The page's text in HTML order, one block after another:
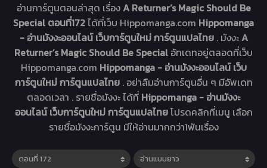
อ่านการ์ตูนตอนล่าสุด เรื่องA Returner’s Magic Should Be
Special ตอนที่172ได้ที่เว็บ Hippomanga.com Hippomanga
- อ่านมังงะออนไลน์ เว็บการ์ตูนใหม่ การ์ตูนแปลไทย . มังงะA
Returner’s Magic Should Be Special อัทเดทอยู่ตลอดที่เว็บ
Hippomanga.com Hippomanga - อ่านมังงะออนไลน์ เว็บ
การ์ตูนใหม่ การ์ตูนแปลไทย . อย่าลืมอ่านการ์ตูนอื่น ๆ มีอัพเดท
ตลอดเวลา . รายชื่อมังงะ ได้ที่ Hippomanga - อ่านมังงะ
ออนไลน์ เว็บการ์ตูนใหม่ การ์ตูนแปลไทยโปรดคลิกที่เมนู เลือก
รายชื่อมังงะการ์ตูน มีให้อ่านมากกว่า1พันเรื่อง